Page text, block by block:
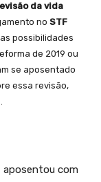
da vida
no STF
possibilidades
de 2019 ou
se aposentado
essa revisão,
.
aposentou com